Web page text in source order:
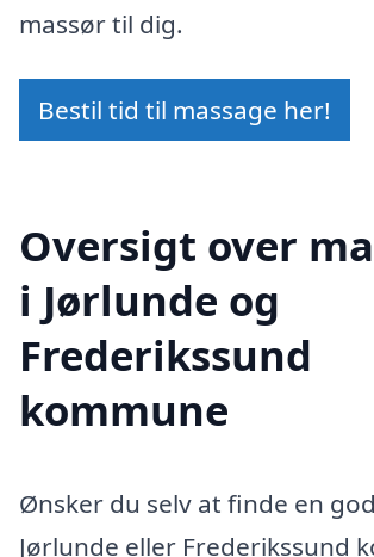
massør til dig.
Bestil tid til massage her!
Oversigt over
i Jørlunde og
Frederikssund
kommune
Ønsker du selv at finde en
Jørlunde eller Frederikssund